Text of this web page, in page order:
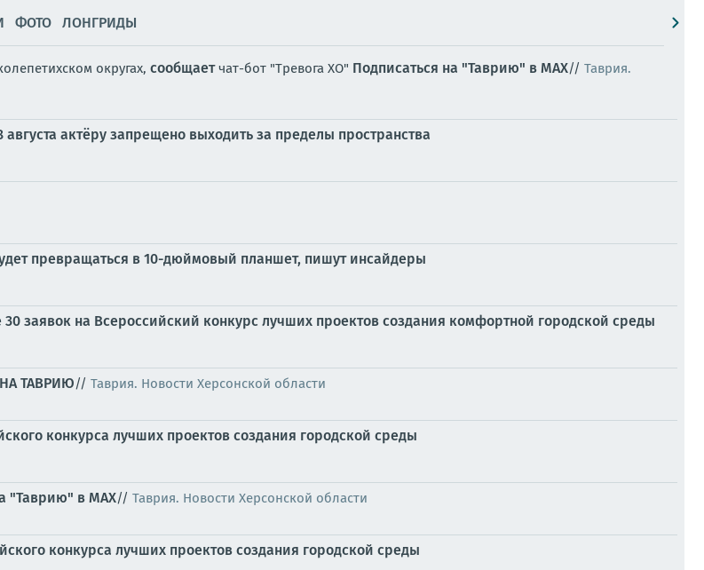
ФОТО ЛОНГРИДЫ
округах, сообщаетчат-бот "Тревога ХО" Подписаться на "Таврию" в MAX// Таврия.
актёру запрещено выходить за пределы пространства
превращаться в 10-дюймовый планшет, пишут инсайдеры
заявок на Всероссийский конкурс лучших проектов создания комфортной городской среды
ТАВРИЮ// Таврия. Новости Херсонской области
конкурса лучших проектов создания городской среды
"Таврию" в MAX// Таврия. Новости Херсонской области
конкурса лучших проектов создания городской среды